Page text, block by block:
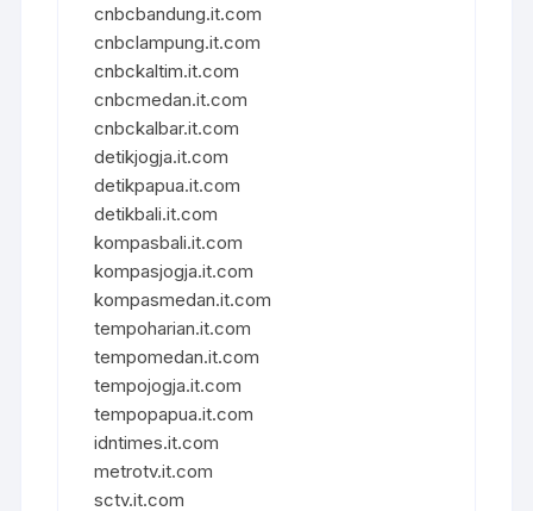
cnbcbandung.it.com
cnbclampung.it.com
cnbckaltim.it.com
cnbcmedan.it.com
cnbckalbar.it.com
detikjogja.it.com
detikpapua.it.com
detikbali.it.com
kompasbali.it.com
kompasjogja.it.com
kompasmedan.it.com
tempoharian.it.com
tempomedan.it.com
tempojogja.it.com
tempopapua.it.com
idntimes.it.com
metrotv.it.com
sctv.it.com